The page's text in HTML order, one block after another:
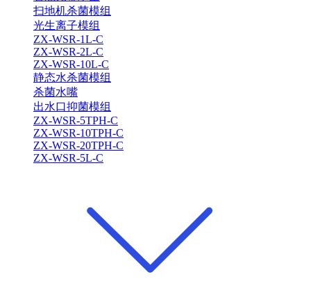
扫地机杀菌模组
光生离子模组
ZX-WSR-1L-C
ZX-WSR-2L-C
ZX-WSR-10L-C
静态水杀菌模组
杀菌水嘴
出水口抑菌模组
ZX-WSR-5TPH-C
ZX-WSR-10TPH-C
ZX-WSR-20TPH-C
ZX-WSR-5L-C